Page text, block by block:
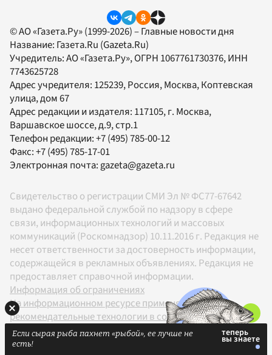
© АО «Газета.Ру» (1999-2026) – Главные новости дня
Название: Газета.Ru (Gazeta.Ru)
Учредитель:АО «Газета.Ру», ОГРН 1067761730376, ИНН
7743625728
Адрес учредителя: 125239, Россия, Москва, Коптевская
улица, дом 67
Адрес редакции и издателя: 117105, г. Москва,
Варшавское шоссе, д.9, стр.1
Телефон редакции:+7 (495) 785-00-12
Факс:+7 (495) 785-17-01
Электронная почта:gazeta@gazeta.ru
Свидетельство о регистрации СМИ Эл № ФС77-67642
выдано федеральной службой по надзору в сфере
связи, информационных технологий и массовых
коммуникаций (Роскомнадзор) 10.11.2016 г. Редакция не
несет ответственности за достоверность информации,
содержащейся в рекламных объявлениях. Редакция не
предоставляет справочной информации.
Информация об ограничениях
На информационном ресурсе применяются
рекомендательные технологии в соответствии с
Правилами
Если сырая рыба пахнет «рыбой», ее лучше не
есть!